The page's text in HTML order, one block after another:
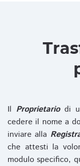
Il Proprietariodi
cedere il nome a
inviare alla
che attesti la
modulo specifico,